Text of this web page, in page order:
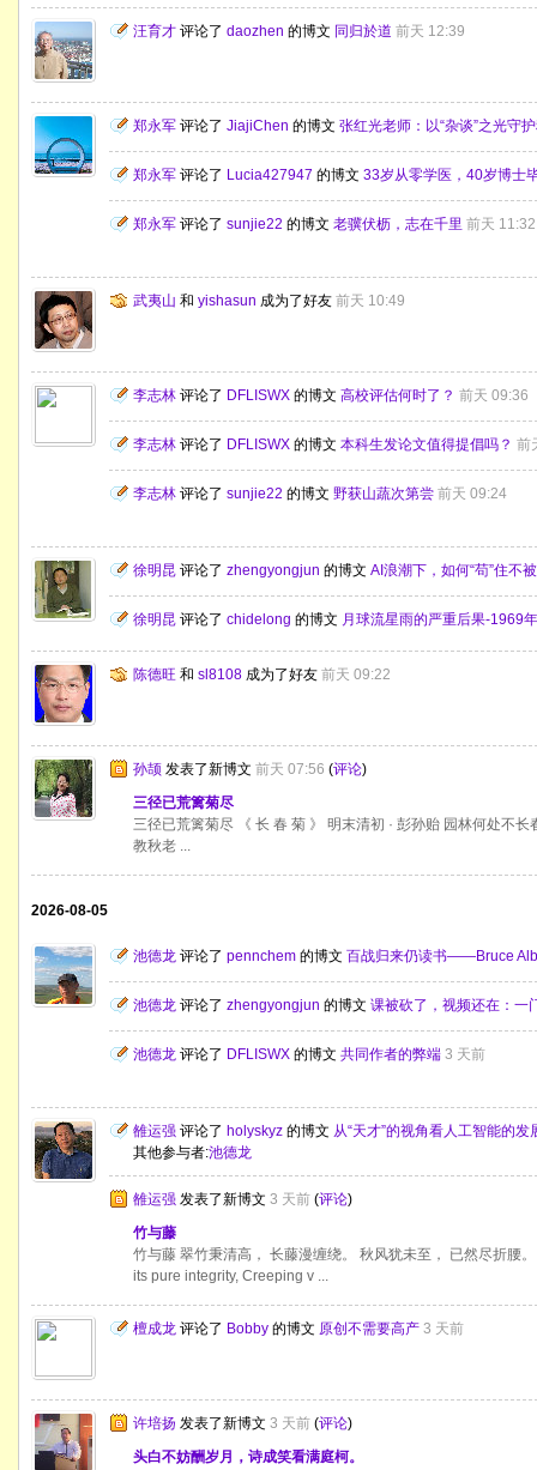
汪育才 评论了 daozhen 的博文 同归於道 前天 12:39
郑永军 评论了 JiajiChen 的博文 张红光老师：以“杂谈”之光守
郑永军 评论了 Lucia427947 的博文 33岁从零学医，40岁博士
郑永军 评论了 sunjie22 的博文 老骥伏枥，志在千里 前天 11:32
武夷山 和 yishasun 成为了好友 前天 10:49
李志林 评论了 DFLISWX 的博文 高校评估何时了？ 前天 09:36
李志林 评论了 DFLISWX 的博文 本科生发论文值得提倡吗？ 前
李志林 评论了 sunjie22 的博文 野获山蔬次第尝 前天 09:24
徐明昆 评论了 zhengyongjun 的博文 AI浪潮下，如何“苟”住不
徐明昆 评论了 chidelong 的博文 月球流星雨的严重后果-1969
陈德旺 和 sl8108 成为了好友 前天 09:22
孙颉 发表了新博文 前天 07:56 (评论)
三径已荒篱菊尽
三径已荒篱菊尽 《 长 春 菊 》 明末清初 · 彭孙贻 园林何处不
教秋老 ...
2026-08-05
池德龙 评论了 pennchem 的博文 百战归来仍读书——Bruce
池德龙 评论了 zhengyongjun 的博文 课被砍了，视频还在：一
池德龙 评论了 DFLISWX 的博文 共同作者的弊端 3 天前
雒运强 评论了 holyskyz 的博文 从“天才”的视角看人工智能的
其他参与者:池德龙
雒运强 发表了新博文 3 天前 (评论)
竹与藤
竹与藤 翠竹秉清高， 长藤漫缠绕。 秋风犹未至， 已然尽折腰
its pure integrity, Creeping v ...
檀成龙 评论了 Bobby 的博文 原创不需要高产 3 天前
许培扬 发表了新博文 3 天前 (评论)
头白不妨酬岁月，诗成笑看满庭柯。